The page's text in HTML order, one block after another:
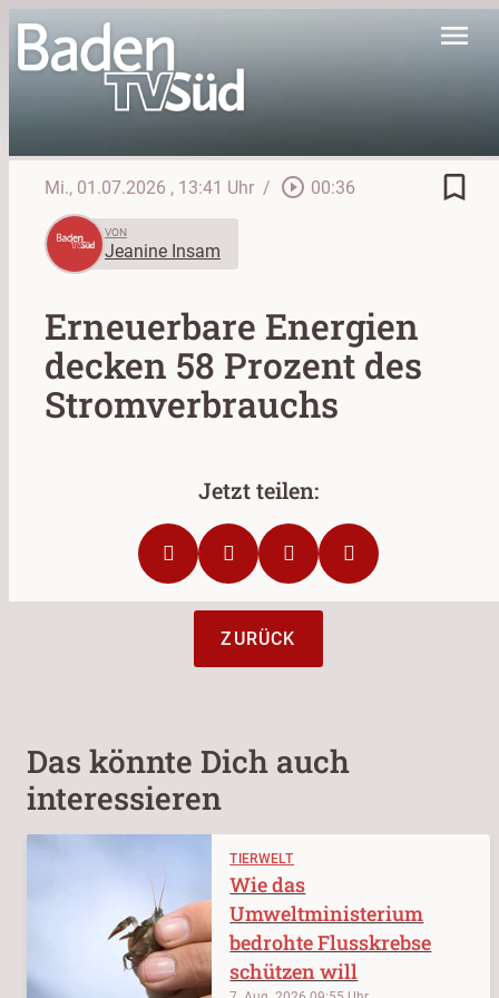
menu
Mi., 01.07.2026 , 13:41 Uhr / play_circle_outline 00:36 bookmark_border
VON
Jeanine Insam
Erneuerbare Energien
decken 58 Prozent des
Stromverbrauchs
ZURÜCK
Das könnte Dich auch
interessieren
TIERWELT
Wie das
Umweltministerium
bedrohte Flusskrebse
schützen will